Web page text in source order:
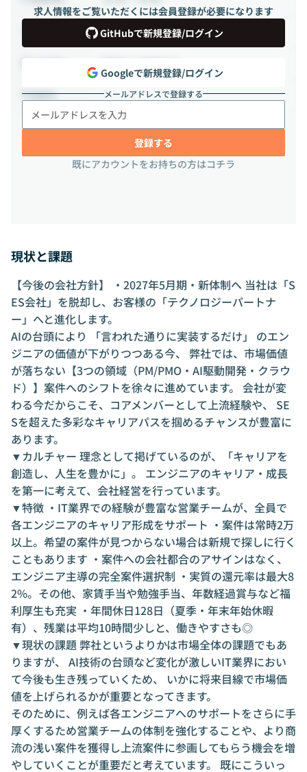
求人情報をご覧いただくには会員登録が必要になります
GitHubで新規登録/ログイン
Googleで新規登録/ログイン
メールアドレスで登録する
登録する
既にアカウントをお持ちの方はコチラ
正社員
勤務地 -
現状と課題
【今後の会社方針】 ・2027年5月期・新体制へ 当社は「S
ES会社」を脱却し、お客様の「テクノロジーパートナ
ー」へと進化します。
AIの台頭により 「言われた通りに実装するだけ」 のエン
ジニアの価値が下がりつつある今、 弊社では、市場価値
が落ちない【3つの領域（PM/PMO・AI駆動開発・クラウ
ド）】案件へのシフトを徐々に進めています。 会社が変
わる今だからこそ、コアメンバーとして上流経験や、 SE
Sを超えた多彩なキャリアパスを掴めるチャンスが豊富に
あります。
▼カルチャー 理念として掲げているのが、「キャリアを
創造し、人生を豊かに」。 エンジニアのキャリア・成長
を第一に考えて、会社経営を行っています。
▼特徴 ・IT業界での経験が豊富な営業チームが、全員で
各エンジニアのキャリア形成をサポート ・案件は常時2万
以上。希望の案件が見つからない場合は新規で探しに行く
こともあります ・案件への会社都合のアサインはなく、
エンジニア主導の完全案件選択制 ・実質の還元率は最大8
2%。その他、家賃手当や勉強手当、年数経過賞与など福
利厚生も充実 ・年間休日128日（夏季・年末年始休暇
有）、残業は平均10時間少しと、働きやすさも◎
▼現状の課題 弊社というよりかは市場全体の課題でもあ
りますが、 AI技術の台頭など変化が激しいIT業界におい
て今後も生き残っていくため、 いかに将来目線で市場価
値を上げられるかが重要となってきます。
そのために、例えば各エンジニアへのサポートをさらに手
厚くするため営業チームの体制を強化することや、より商
流の浅い案件を獲得し上流案件に参画してもらう機会を増
やしていくことが重要だと考えています。 既にこういっ